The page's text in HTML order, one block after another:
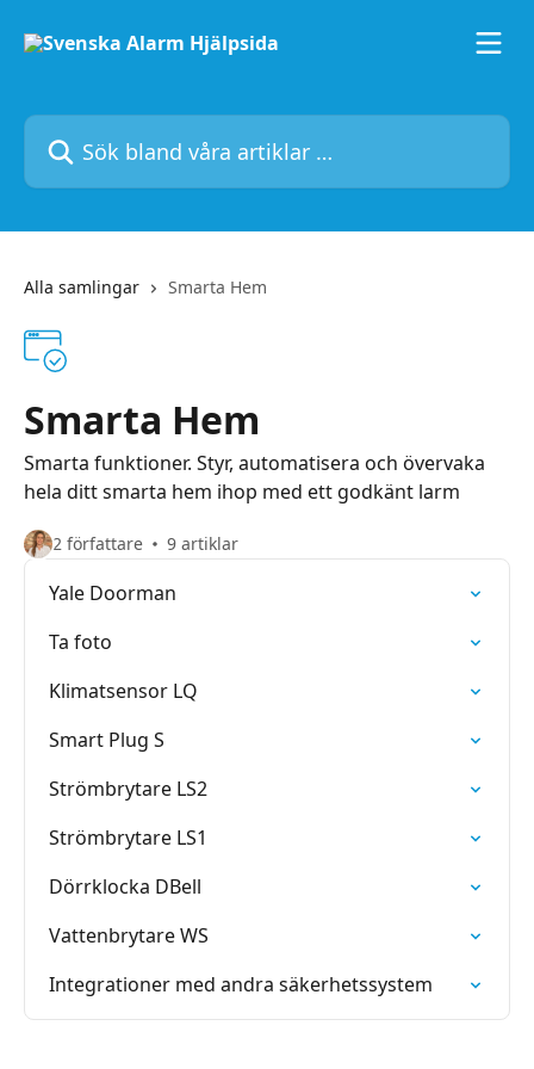
Sök bland våra artiklar …
Alla samlingar Smarta Hem
Smarta Hem
Smarta funktioner. Styr, automatisera och övervaka
hela ditt smarta hem ihop med ett godkänt larm
2 författare 9 artiklar
Yale Doorman
Ta foto
Klimatsensor LQ
Smart Plug S
Strömbrytare LS2
Strömbrytare LS1
Dörrklocka DBell
Vattenbrytare WS
Integrationer med andra säkerhetssystem